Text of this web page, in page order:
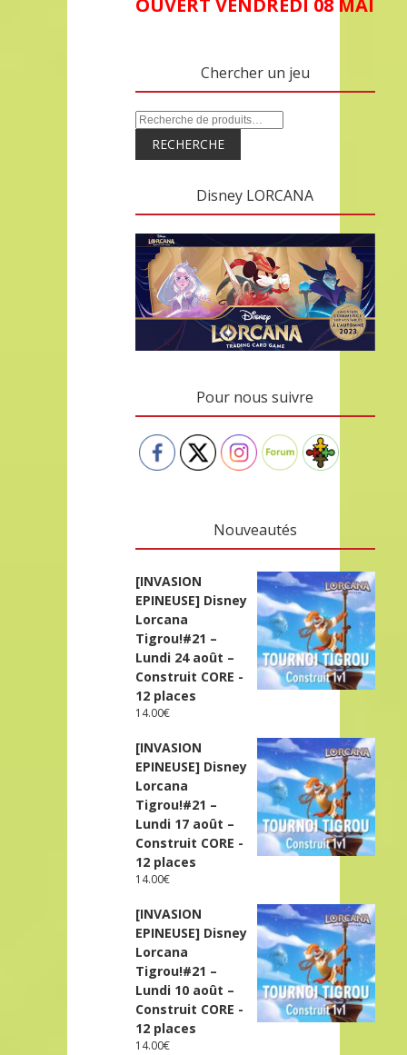
OUVERT VENDREDI 08 MAI
Chercher un jeu
RECHERCHE
Disney LORCANA
Pour nous suivre
Nouveautés
[INVASION
EPINEUSE] Disney
Lorcana
Tigrou!#21 –
Lundi 24 août –
Construit CORE -
12 places
14.00€
[INVASION
EPINEUSE] Disney
Lorcana
Tigrou!#21 –
Lundi 17 août –
Construit CORE -
12 places
14.00€
[INVASION
EPINEUSE] Disney
Lorcana
Tigrou!#21 –
Lundi 10 août –
Construit CORE -
12 places
14.00€